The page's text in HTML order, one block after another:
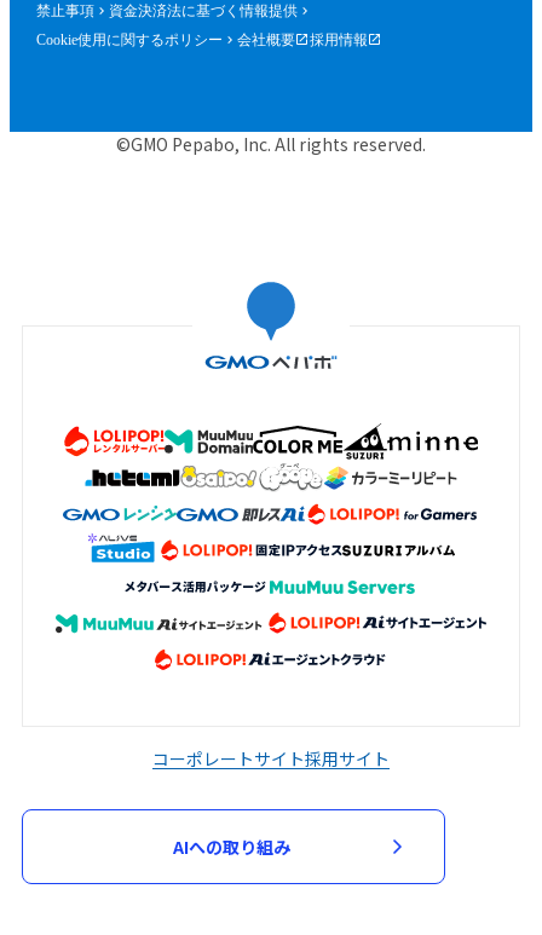
禁止事項
資金決済法に基づく情報提供
Cookie使用に関するポリシー
会社概要 採用情報
©GMO Pepabo, Inc. All rights reserved.
コーポレートサイト採用サイト
AIへの取り組み